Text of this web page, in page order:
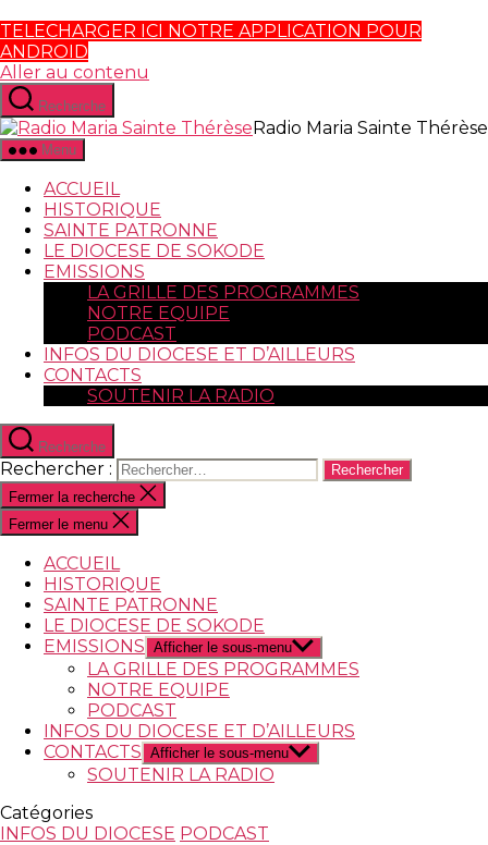
TELECHARGER ICI NOTRE APPLICATION POUR
ANDROID
Aller au contenu
Recherche
Radio Maria Sainte Thérèse
Menu
ACCUEIL
HISTORIQUE
SAINTE PATRONNE
LE DIOCESE DE SOKODE
EMISSIONS
LA GRILLE DES PROGRAMMES
NOTRE EQUIPE
PODCAST
INFOS DU DIOCESE ET D’AILLEURS
CONTACTS
SOUTENIR LA RADIO
Recherche
Rechercher :
Fermer la recherche
Fermer le menu
ACCUEIL
HISTORIQUE
SAINTE PATRONNE
LE DIOCESE DE SOKODE
EMISSIONS Afficher le sous-menu
LA GRILLE DES PROGRAMMES
NOTRE EQUIPE
PODCAST
INFOS DU DIOCESE ET D’AILLEURS
CONTACTS Afficher le sous-menu
SOUTENIR LA RADIO
Catégories
INFOS DU DIOCESE PODCAST